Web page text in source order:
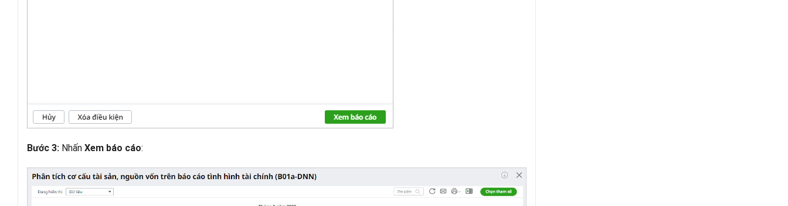
Bước 3: Nhấn Xem báo cáo: